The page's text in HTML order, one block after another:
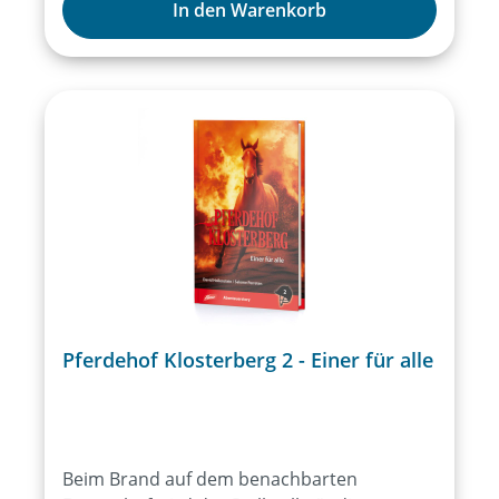
überrascht. Diese nehmen ihnen zwei teure
Geräte ab, die ihnen der Detektiv anvertraut
hatte. Dies bringt die beiden in ziemliche
kommen ihnen zu Hilfe, aber die Bedrohung
durch die Motorrad-Gang wird zu einer
ausweglosen «David gegen Goliat»-
In den Warenkorb
Pferdehof Klosterberg 2 - Einer für alle
Beim Brand auf dem benachbarten